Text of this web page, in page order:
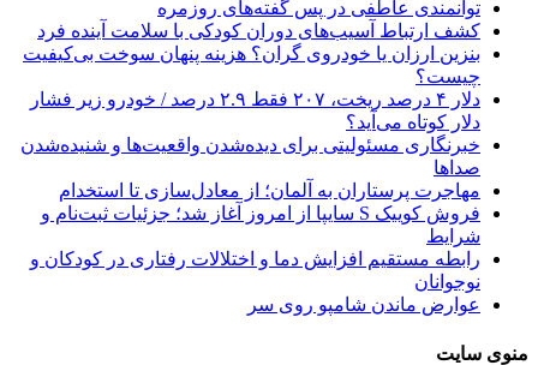
توانمندی عاطفی در پس گفته‌های روزمره
کشف ارتباط آسیب‌های دوران کودکی با سلامت آینده فرد
بنزین ارزان یا خودروی گران؟ هزینه پنهان سوخت بی‌کیفیت
چیست؟
دلار ۴ درصد ریخت، ۲۰۷ فقط ۲.۹ درصد / خودرو زیر فشار
دلار کوتاه می‌آید؟
خبرنگاری مسئولیتی برای دیده‌شدن واقعیت‌ها و شنیده‌شدن
صداها
مهاجرت پرستاران به آلمان؛ از معادل‌سازی تا استخدام
فروش کوییک S سایپا از امروز آغاز شد؛ جزئیات ثبت‌نام و
شرایط
رابطه مستقیم افزایش دما و اختلالات رفتاری در کودکان و
نوجوانان
عوارض ماندن شامپو روی سر
منوی سایت